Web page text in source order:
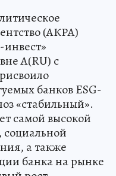
(АКРА)
А(RU) с
банков ESG-
«стабильный».
самой высокой
социальной
а также
банка на рынке